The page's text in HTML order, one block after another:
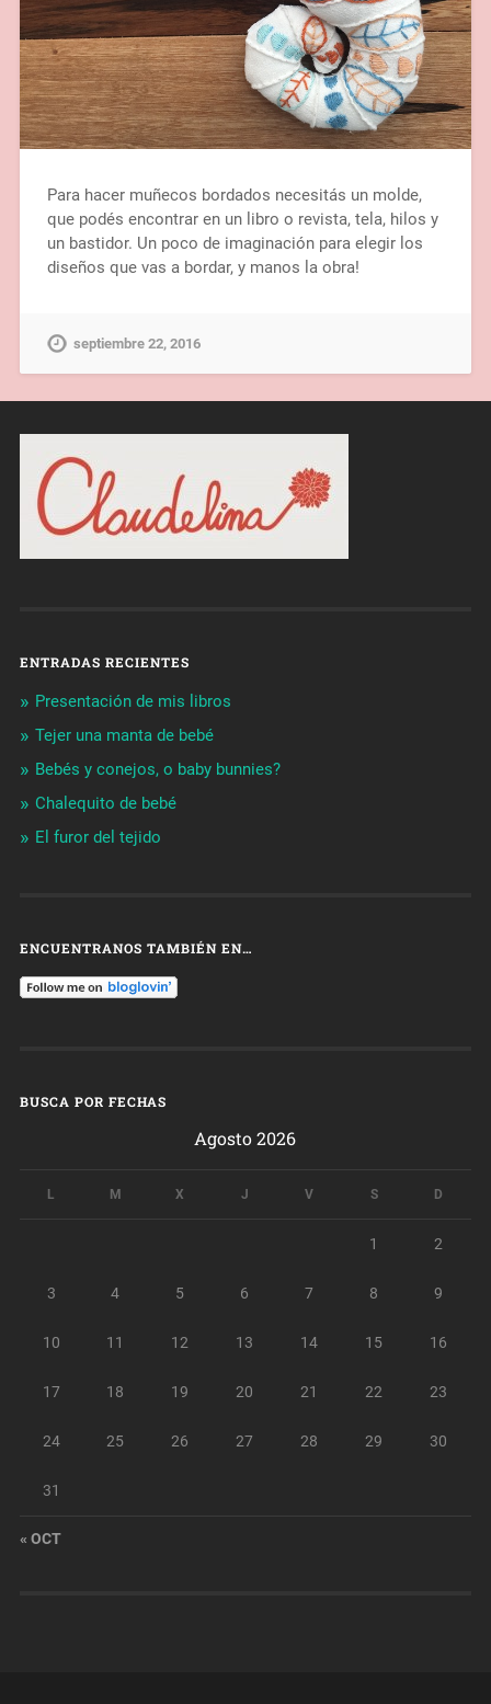
Para hacer muñecos bordados necesitás un molde,
que podés encontrar en un libro o revista, tela, hilos y
un bastidor. Un poco de imaginación para elegir los
diseños que vas a bordar, y manos la obra!
septiembre 22, 2016
ENTRADAS RECIENTES
Presentación de mis libros
Tejer una manta de bebé
Bebés y conejos, o baby bunnies?
Chalequito de bebé
El furor del tejido
ENCUENTRANOS TAMBIÉN EN…
BUSCA POR FECHAS
Agosto 2026
L M X J V S D
1 2
3 4 5 6 7 8 9
10 11 12 13 14 15 16
17 18 19 20 21 22 23
24 25 26 27 28 29 30
31
« OCT